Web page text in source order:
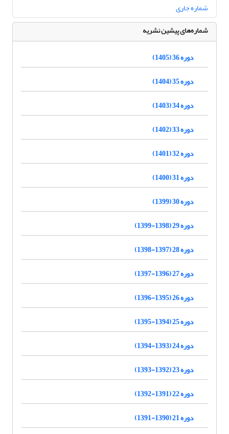
شماره جاری
شماره‌های پیشین نشریه
دوره 36 (1405)
دوره 35 (1404)
دوره 34 (1403)
دوره 33 (1402)
دوره 32 (1401)
دوره 31 (1400)
دوره 30 (1399)
دوره 29 (1398-1399)
دوره 28 (1397-1398)
دوره 27 (1396-1397)
دوره 26 (1395-1396)
دوره 25 (1394-1395)
دوره 24 (1393-1394)
دوره 23 (1392-1393)
دوره 22 (1391-1392)
دوره 21 (1390-1391)